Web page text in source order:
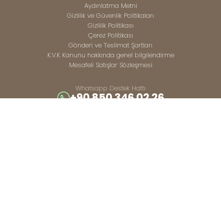
Aydınlatma Metni
Gizlilik ve Güvenlik Politikaları
Gizlilik Politikası
Çerez Politikası
Gönderi ve Teslimat Şartları
K.V.K Kanunu hakkında genel bilgilendirme
Mesafeli Satışlar Sözleşmesi
Whatsapp Destek Hattı
+90 850 346 02 26